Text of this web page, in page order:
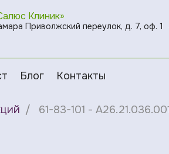
Клиник»
Приволжский переулок, д. 7, оф. 1
Блог Контакты
61-83-101 -